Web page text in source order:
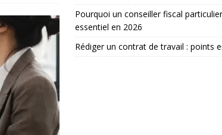
Pourquoi un conseiller fiscal
essentiel en 2026
Rédiger un contrat de travail : points